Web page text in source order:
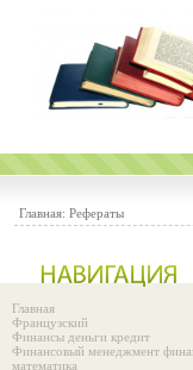
Главная: Рефераты
Главная
Французский
Финансы деньги кредит
Финансовый менеджмент
математика